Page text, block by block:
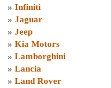
» Infiniti
» Jaguar
» Jeep
» Kia Motors
» Lamborghini
» Lancia
» Land Rover